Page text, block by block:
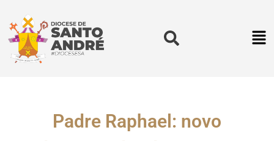
Padre Raphael: novo